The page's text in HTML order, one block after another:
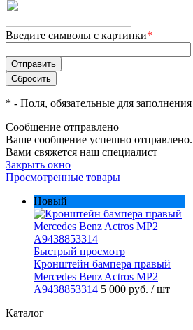
Введите символы с картинки*
* - Поля, обязательные для заполнения
Сообщение отправлено
Ваше сообщение успешно
Вами свяжется наш специалист
Закрыть окно
Просмотренные товары
Новый
Быстрый просмотр
Кронштейн бампера правый
Mercedes Benz Actros MP2
A9438853314 5 000 руб. / шт
Каталог